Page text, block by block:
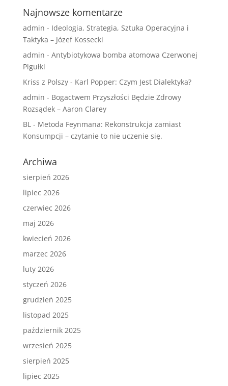
Najnowsze komentarze
admin - Ideologia, Strategia, Sztuka Operacyjna i
Taktyka – Józef Kossecki
admin - Antybiotykowa bomba atomowa Czerwonej
Pigułki
Kriss z Polszy- Karl Popper: Czym Jest Dialektyka?
admin - Bogactwem Przyszłości Będzie Zdrowy
Rozsądek – Aaron Clarey
BL- Metoda Feynmana: Rekonstrukcja zamiast
Konsumpcji – czytanie to nie uczenie się.
Archiwa
sierpień 2026
lipiec 2026
czerwiec 2026
maj 2026
kwiecień 2026
marzec 2026
luty 2026
styczeń 2026
grudzień 2025
listopad 2025
październik 2025
wrzesień 2025
sierpień 2025
lipiec 2025